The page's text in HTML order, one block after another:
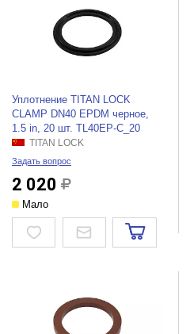
Уплотнение TITAN LOCK
CLAMP DN40 EPDM черное,
1.5 in, 20 шт. TL40EP-C_20
TITAN LOCK
Задать вопрос
2 020
Мало